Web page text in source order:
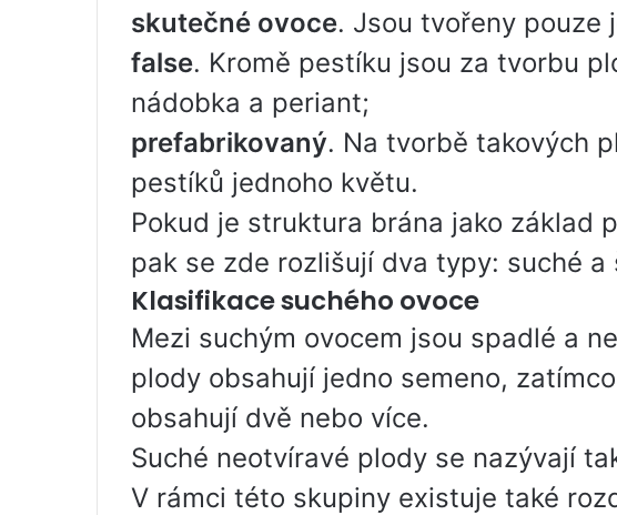
skutečné ovoce. Jsou tvořeny pouze
false. Kromě pestíku jsou za tvorbu
nádobka a periant;
prefabrikovaný. Na tvorbě takových
pestíků jednoho květu.
Pokud je struktura brána jako základ
pak se zde rozlišují dva typy: suché a
Klasifikace suchého ovoce
Mezi suchým ovocem jsou spadlé a
plody obsahují jedno semeno,
obsahují dvě nebo více.
Suché neotvíravé plody se nazývají
V rámci této skupiny existuje také